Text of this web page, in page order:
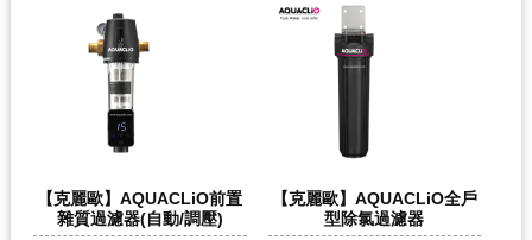
【克麗歐】AQUACLiO前置
雜質過濾器(自動/調壓)
【克麗歐】AQUACLiO全戶
型除氯過濾器